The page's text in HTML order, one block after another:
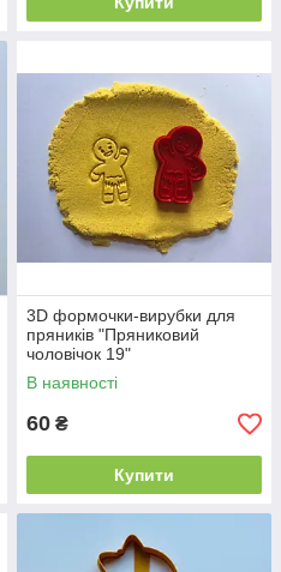
3D формочки-вирубки для
пряників "Пряниковий
чоловічок 19"
В наявності
60 ₴
Купити